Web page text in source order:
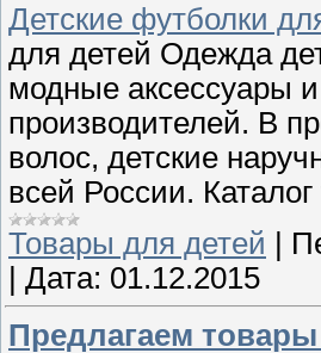
Детские футболки
для детей Одежда
модные аксессуары
производителей. В
волос, детские
всей России.
Товары для детей
Дата: 01.12.2015
Предлагаем